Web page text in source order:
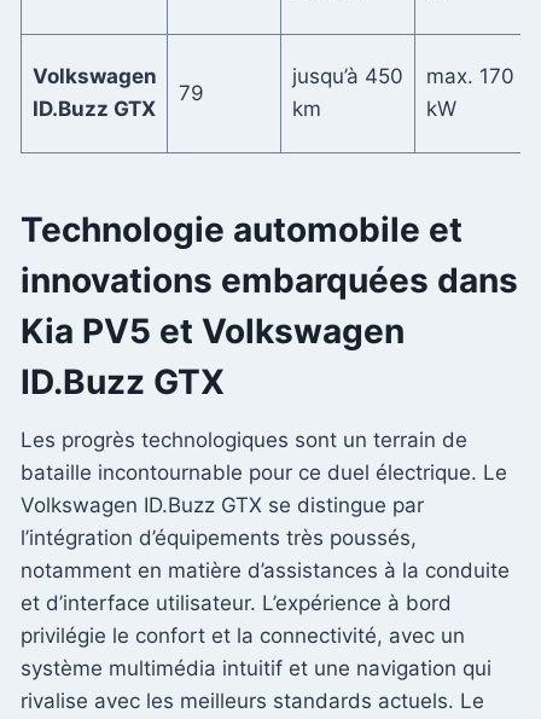
Volkswagen
ID.Buzz GTX
79
jusqu’à 450
km
max. 170
kW
Technologie automobile et
innovations embarquées dans
Kia PV5 et Volkswagen
ID.Buzz GTX
Les progrès technologiques sont un terrain de
bataille incontournable pour ce duel électrique. Le
Volkswagen ID.Buzz GTX se distingue par
l’intégration d’équipements très poussés,
notamment en matière d’assistances à la conduite
et d’interface utilisateur. L’expérience à bord
privilégie le confort et la connectivité, avec un
système multimédia intuitif et une navigation qui
rivalise avec les meilleurs standards actuels. Le